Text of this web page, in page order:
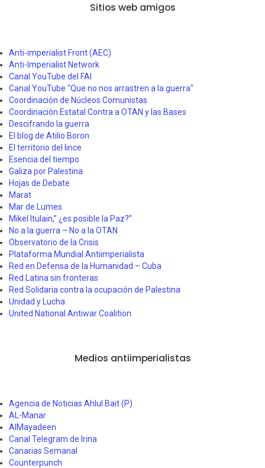
Sitios web amigos
Anti-imperialist Front (AEC)
Anti-Imperialist Network
Canal YouTube del FAI
Canal YouTube "Que no nos arrastren a la guerra"
Coordinación de Núcleos Comunistas
Coordinación Estatal Contra a OTAN y las Bases
Descifrando la guerra
El blog de Atilio Boron
El territorio del lince
Esencia del tiempo
Galiza por Palestina
Hojas de Debate
Marat
Mar de Lumes
Mikel Itulain,” ¿es posible la Paz?”
No a la guerra – No a la OTAN
Observatorio de la Crisis
Plataforma Mundial Antiimperialista
Red en Defensa de la Humanidad – Cuba
Red Latina sin fronteras
Red Solidaria contra la ocupación de Palestina
Unidad y Lucha
United National Antiwar Coalition
Medios antiimperialistas
Agencia de Noticias Ahlul Bait (P)
AL-Manar
AlMayadeen
Canal Telegram de Irina
Canarias Semanal
Counterpunch